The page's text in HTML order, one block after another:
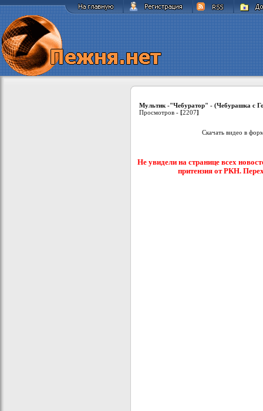
Мультик -"Чебуратор" - (Чебурашка с
Просмотров - [2207]
Скачать видео в
Не увидели на странице всех
притензия от РКН.